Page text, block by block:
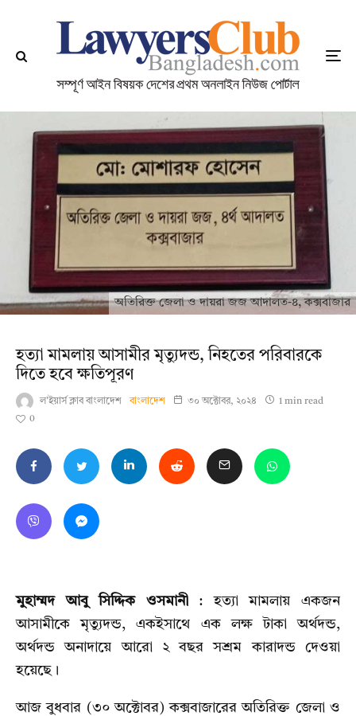
অতিরিক্ত জেলা ও দায়রা জজ আদালত-৪, কক্সবাজার
হত্যা মামলায় আসামীর মৃত্যুদন্ড, নিহতের পরিবারকে
দিতে হবে ক্ষতিপূরণ
ল'ইয়ার্স ক্লাব বাংলাদেশ বাংলাদেশ ৩০ অক্টোবর, ২০২৪
1 min read
0
মুহাম্মদ আবু সিদ্দিক ওসমানী: হত্যা মামলায় একজন
আসামীকে মৃত্যুদন্ড, একইসাথে এক লক্ষ টাকা অর্থদন্ড,
অর্থদন্ড অনাদায়ে আরো ২ বছর সশ্রম কারাদন্ড দেওয়া
হয়েছে।
আজ বুধবার (৩০ অক্টোবর) কক্সবাজারের অতিরিক্ত জেলা ও